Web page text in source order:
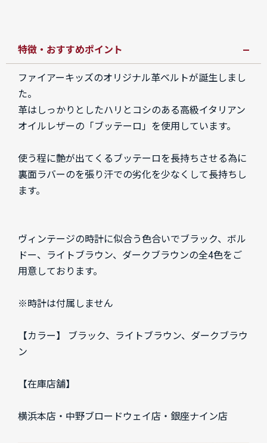
特徴・おすすめポイント
ファイアーキッズのオリジナル革ベルトが誕生しまし
た。
革はしっかりとしたハリとコシのある高級イタリアン
オイルレザーの「ブッテーロ」を使用しています。
使う程に艶が出てくるブッテーロを長持ちさせる為に
裏面ラバーのを張り汗での劣化を少なくして長持ちし
ます。
ヴィンテージの時計に似合う色合いでブラック、ボル
ドー、ライトブラウン、ダークブラウンの全4色をご
用意しております。
※時計は付属しません
【カラー】 ブラック、ライトブラウン、ダークブラウ
ン
【在庫店舗】
横浜本店・中野ブロードウェイ店・銀座ナイン店